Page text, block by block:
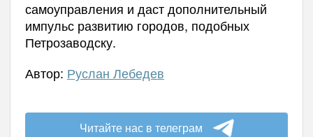
самоуправления и даст дополнительный
импульс развитию городов, подобных
Петрозаводску.
Автор: Руслан Лебедев
Читайте нас в телеграм